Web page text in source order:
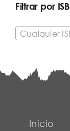
Filtrar por
Cualquier
Inicio